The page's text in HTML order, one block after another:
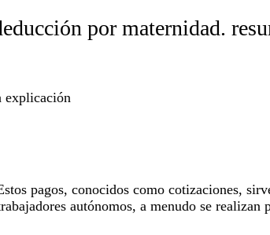
por maternidad.
explicación
pagos, conocidos como cotizaciones,
autónomos, a menudo se realizan